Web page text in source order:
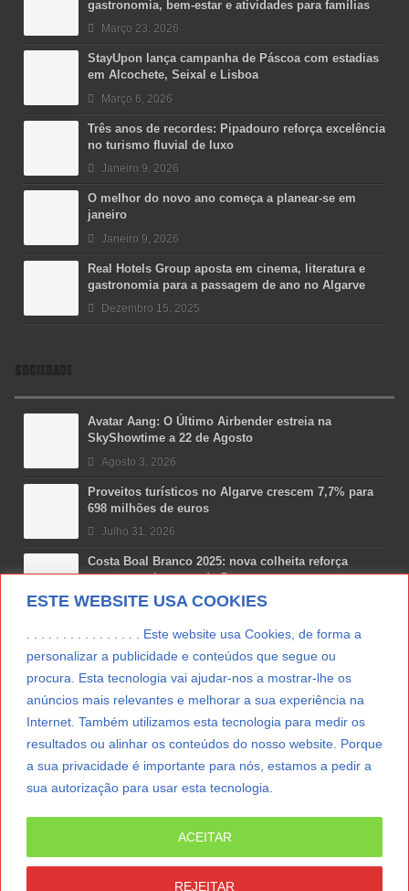
ESTE WEBSITE USA COOKIES
. . . . . . . . . . . . . . . . Este website usa Cookies, de forma a
personalizar a publicidade e conteúdos que segue ou
procura. Esta tecnologia vai ajudar-nos a mostrar-lhe os
anúncios mais relevantes e melhorar a sua experiência na
Internet. Também utilizamos esta tecnologia para medir os
resultados ou alinhar os conteúdos do nosso website. Porque
a sua privacidade é importante para nós, estamos a pedir a
sua autorização para usar esta tecnologia.
REJEITAR
ACEITAR
gastronomia, bem-estar e atividades para famílias
Março 23, 2026
StayUpon lança campanha de Páscoa com estadias
em Alcochete, Seixal e Lisboa
Março 6, 2026
Três anos de recordes: Pipadouro reforça excelência
no turismo fluvial de luxo
Janeiro 9, 2026
O melhor do novo ano começa a planear-se em
janeiro
Janeiro 9, 2026
Real Hotels Group aposta em cinema, literatura e
gastronomia para a passagem de ano no Algarve
Dezembro 15, 2025
SOCIEDADE
Avatar Aang: O Último Airbender estreia na
SkyShowtime a 22 de Agosto
Agosto 3, 2026
Proveitos turísticos no Algarve crescem 7,7% para
698 milhões de euros
Julho 31, 2026
Costa Boal Branco 2025: nova colheita reforça
aposta nos brancos do Douro
Julho 29, 2026
Novas 7 Maravilhas de Portugal: Setúbal recebe
Julho 29, 2026
Vitamina D: o paradoxo dos portugueses
Julho 24, 2026